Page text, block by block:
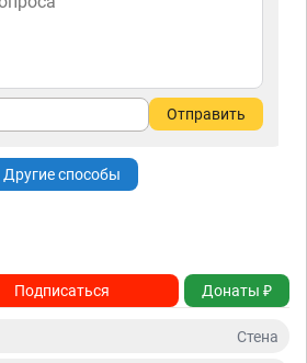
Отправить
Другие способы
Подписаться Донаты ₽
Стена